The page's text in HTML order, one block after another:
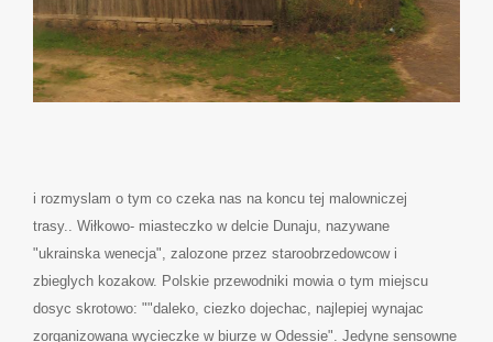
i rozmyslam o tym co czeka nas na koncu tej malowniczej
trasy.. Wiłkowo- miasteczko w delcie Dunaju, nazywane
"ukrainska wenecja", zalozone przez staroobrzedowcow i
zbieglych kozakow. Polskie przewodniki mowia o tym miejscu
dosyc skrotowo: ""daleko, ciezko dojechac, najlepiej wynajac
zorganizowana wycieczke w biurze w Odessie". Jedyne sensowne